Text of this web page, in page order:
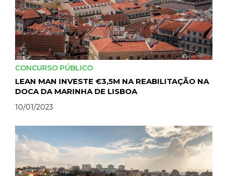
CONCURSO PÚBLICO
LEAN MAN INVESTE €3,5M NA REABILITAÇÃO NA
DOCA DA MARINHA DE LISBOA
10/01/2023